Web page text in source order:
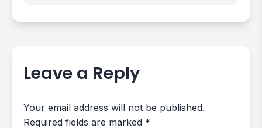
Leave a Reply
Your email address will not be published.
Required fields are marked *